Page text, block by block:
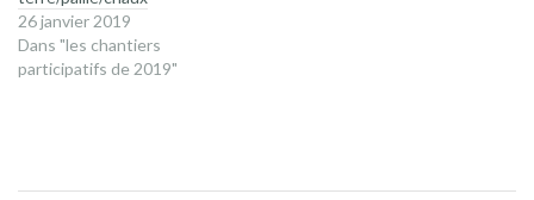
26 janvier 2019
Dans "les chantiers
participatifs de 2019"